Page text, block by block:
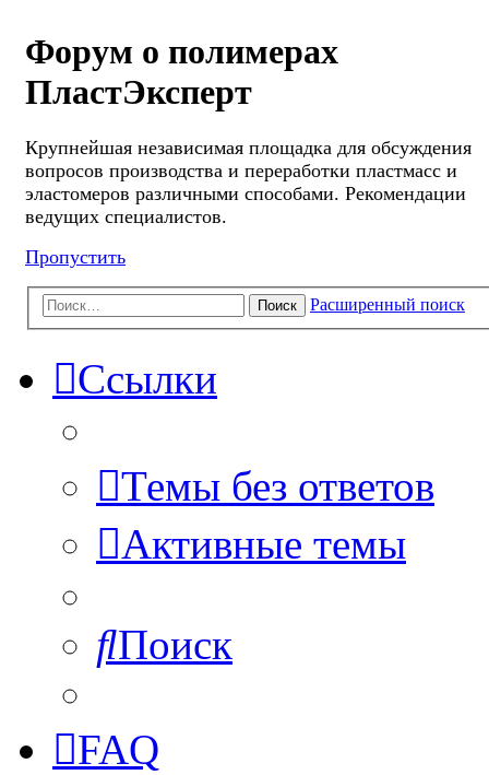
Форум о полимерах
ПластЭксперт
Крупнейшая независимая площадка для обсуждения
вопросов производства и переработки пластмасс и
эластомеров различными способами. Рекомендации
ведущих специалистов.
Пропустить
Поиск Расширенный поиск
Ссылки
Темы без ответов
Активные темы
Поиск
FAQ